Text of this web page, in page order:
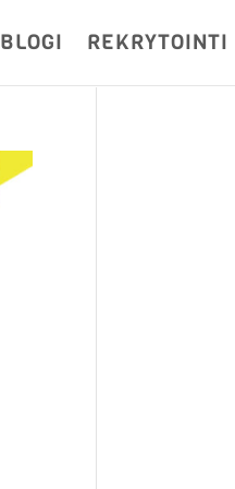
BLOGI REKRYTOINTI